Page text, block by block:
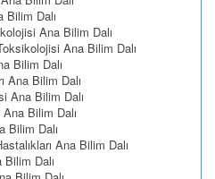
Bilim Dalı
Ana Bilim Dalı
Ana Bilim Dalı
Bilim Dalı
Ana Bilim Dalı
Ana Bilim Dalı
Bilim Dalı
Bilim Dalı
Ana Bilim Dalı
Dalı